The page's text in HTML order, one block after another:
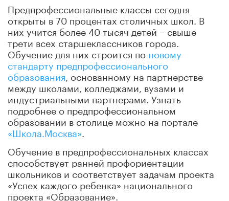
Предпрофессиональные классы сегодня
открыты в 70 процентах столичных школ. В
них учится более 40 тысяч детей – свыше
трети всех старшеклассников города.
Обучение для них строится по новому
стандарту предпрофессионального
образования , основанному на партнерстве
между школами, колледжами, вузами и
индустриальными партнерами. Узнать
подробнее о предпрофессиональном
образовании в столице можно на портале
«Школа.Москва»
Обучение в предпрофессиональных классах
способствует ранней профориентации
школьников и соответствует задачам проекта
«Успех каждого ребенка» национального
проекта «Образование».